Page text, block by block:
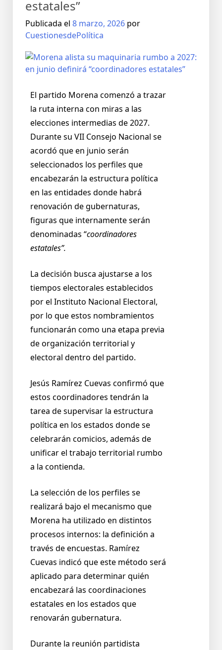
estatales”
Publicada el 8 marzo, 2026 por
CuestionesdePolítica
El partido Morena comenzó a trazar
la ruta interna con miras a las
elecciones intermedias de 2027.
Durante su VII Consejo Nacional se
acordó que en junio serán
seleccionados los perfiles que
encabezarán la estructura política
en las entidades donde habrá
renovación de gubernaturas,
figuras que internamente serán
denominadas “coordinadores
estatales”.
La decisión busca ajustarse a los
tiempos electorales establecidos
por el Instituto Nacional Electoral,
por lo que estos nombramientos
funcionarán como una etapa previa
de organización territorial y
electoral dentro del partido.
Jesús Ramírez Cuevas confirmó que
estos coordinadores tendrán la
tarea de supervisar la estructura
política en los estados donde se
celebrarán comicios, además de
unificar el trabajo territorial rumbo
a la contienda.
La selección de los perfiles se
realizará bajo el mecanismo que
Morena ha utilizado en distintos
procesos internos: la definición a
través de encuestas. Ramírez
Cuevas indicó que este método será
aplicado para determinar quién
encabezará las coordinaciones
estatales en los estados que
renovarán gubernatura.
Durante la reunión partidista